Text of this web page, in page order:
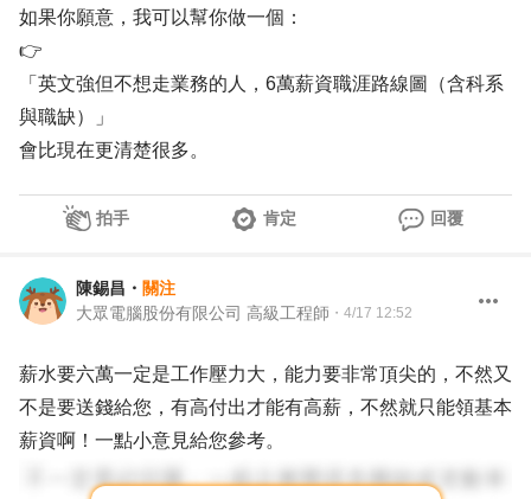
如果你願意，我可以幫你做一個：
👉
「英文強但不想走業務的人，6萬薪資職涯路線圖（含科系
與職缺）」
會比現在更清楚很多。
拍手 肯定 回覆
陳錫昌 ・ 關注
大眾電腦股份有限公司 高級工程師 ・ 4/17 12:52
薪水要六萬一定是工作壓力大，能力要非常頂尖的，不然又
不是要送錢給您，有高付出才能有高薪，不然就只能領基本
薪資啊！一點小意見給您參考。